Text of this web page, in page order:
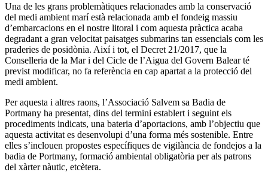
Una de les grans problemàtiques relacionades amb la conservació
del medi ambient marí està relacionada amb el fondeig massiu
d’embarcacions en el nostre litoral i com aquesta pràctica acaba
degradant a gran velocitat paisatges submarins tan essencials com les
praderies de posidònia. Així i tot, el Decret 21/2017, que la
Conselleria de la Mar i del Cicle de l’Aigua del Govern Balear té
previst modificar, no fa referència en cap apartat a la protecció del
medi ambient.
Per aquesta i altres raons, l’Associació Salvem sa Badia de
Portmany ha presentat, dins del termini establert i seguint els
procediments indicats, una bateria d’aportacions, amb l’objectiu que
aquesta activitat es desenvolupi d’una forma més sostenible. Entre
elles s’inclouen propostes específiques de vigilància de fondejos a la
badia de Portmany, formació ambiental obligatòria per als patrons
del xàrter nàutic, etcètera.